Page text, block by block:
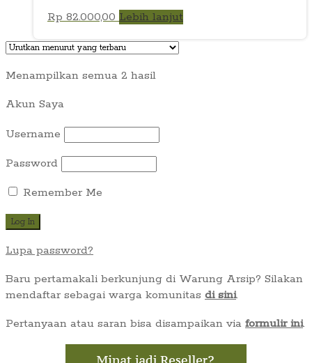
Rp 82.000,00 Lebih lanjut
Menampilkan semua 2 hasilDiurutkan
Akun Saya
Username
Password
Remember Me
Lupa password?
Baru pertamakali berkunjung di Warung Arsip? Silakan
mendaftar sebagai warga komunitas di sini.
Pertanyaan atau saran bisa disampaikan via formulir ini.